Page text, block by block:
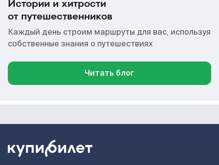
Истории и хитрости
от путешественников
Каждый день строим маршруты для вас, используя
собственные знания о путешествиях
Читать блог